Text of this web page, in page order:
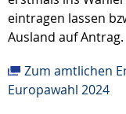
eintragen lassen
Ausland auf Antrag.
Zum amtlichen
Europawahl 2024